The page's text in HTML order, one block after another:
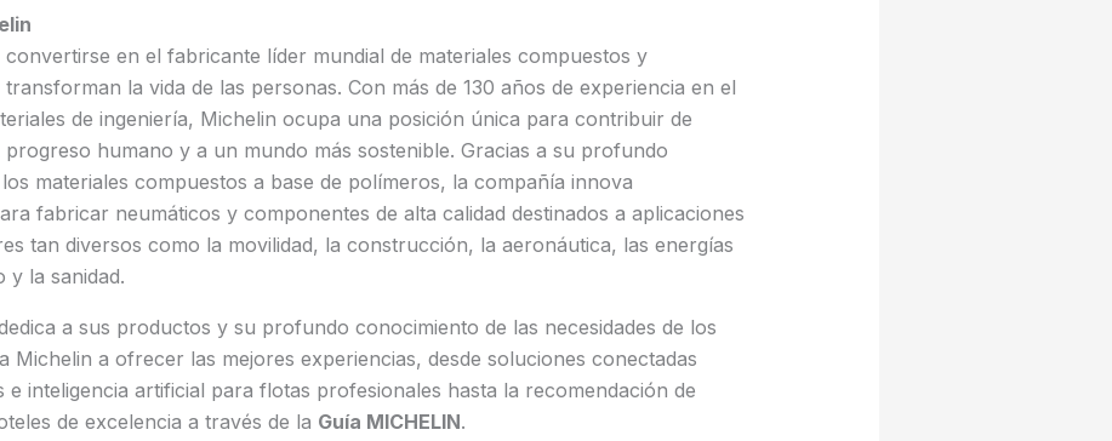
convertirse en el fabricante líder mundial de materiales compuestos y
la vida de las personas. Con más de 130 años de experiencia en el
de ingeniería, Michelin ocupa una posición única para contribuir de
humano y a un mundo más sostenible. Gracias a su profundo
materiales compuestos a base de polímeros, la compañía innova
fabricar neumáticos y componentes de alta calidad destinados a aplicaciones
tan diversos como la movilidad, la construcción, la aeronáutica, las energías
y la sanidad.
a sus productos y su profundo conocimiento de las necesidades de los
Michelin a ofrecer las mejores experiencias, desde soluciones conectadas
e inteligencia artificial para flotas profesionales hasta la recomendación de
de excelencia a través de la Guía MICHELIN.